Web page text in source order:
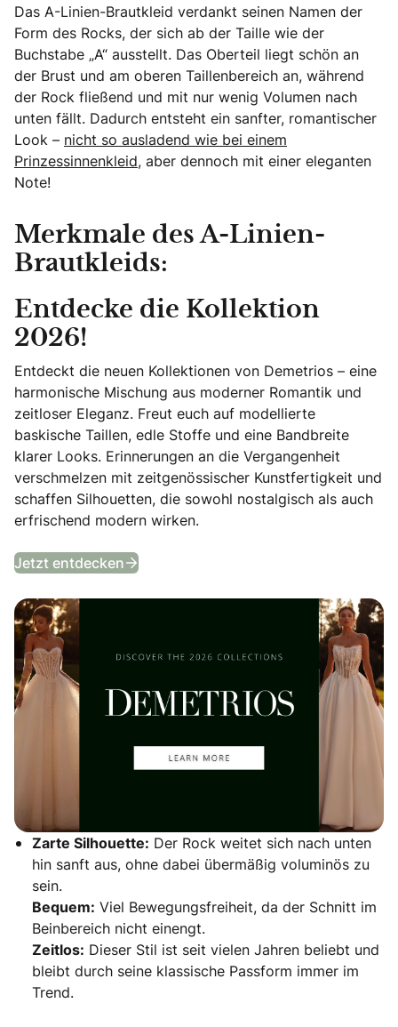
Das A-Linien-Brautkleid verdankt seinen Namen der
Form des Rocks, der sich ab der Taille wie der
Buchstabe „A“ ausstellt. Das Oberteil liegt schön an
der Brust und am oberen Taillenbereich an, während
der Rock fließend und mit nur wenig Volumen nach
unten fällt. Dadurch entsteht ein sanfter, romantischer
Look – nicht so ausladend wie bei einem
Prinzessinnenkleid, aber dennoch mit einer eleganten
Note!
Merkmale des A-Linien-
Brautkleids:
Entdecke die Kollektion
2026!
Entdeckt die neuen Kollektionen von Demetrios – eine
harmonische Mischung aus moderner Romantik und
zeitloser Eleganz. Freut euch auf modellierte
baskische Taillen, edle Stoffe und eine Bandbreite
klarer Looks. Erinnerungen an die Vergangenheit
verschmelzen mit zeitgenössischer Kunstfertigkeit und
schaffen Silhouetten, die sowohl nostalgisch als auch
erfrischend modern wirken.
Jetzt entdecken Entdecke die Kollektion 2026!
Zarte Silhouette: Der Rock weitet sich nach unten
hin sanft aus, ohne dabei übermäßig voluminös zu
sein.
Bequem: Viel Bewegungsfreiheit, da der Schnitt im
Beinbereich nicht einengt.
Zeitlos: Dieser Stil ist seit vielen Jahren beliebt und
bleibt durch seine klassische Passform immer im
Trend.